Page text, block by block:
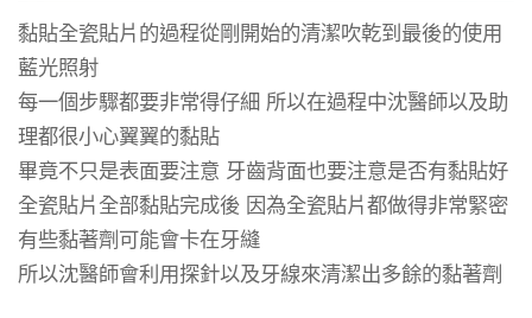
黏貼全瓷貼片的過程從剛開始的清潔吹乾到最後的使用
藍光照射
每一個步驟都要非常得仔細 所以在過程中沈醫師以及助
理都很小心翼翼的黏貼
畢竟不只是表面要注意 牙齒背面也要注意是否有黏貼好
全瓷貼片全部黏貼完成後 因為全瓷貼片都做得非常緊密
有些黏著劑可能會卡在牙縫
所以沈醫師會利用探針以及牙線來清潔出多餘的黏著劑